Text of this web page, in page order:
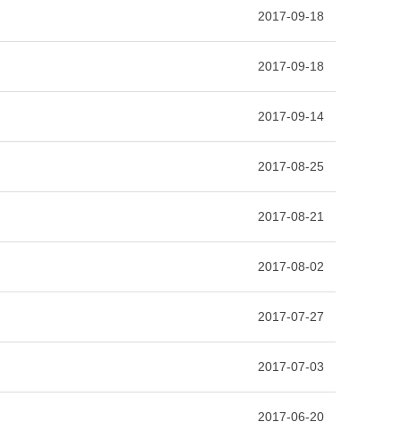
2017-09-18
2017-09-18
2017-09-14
2017-08-25
2017-08-21
2017-08-02
2017-07-27
2017-07-03
2017-06-20